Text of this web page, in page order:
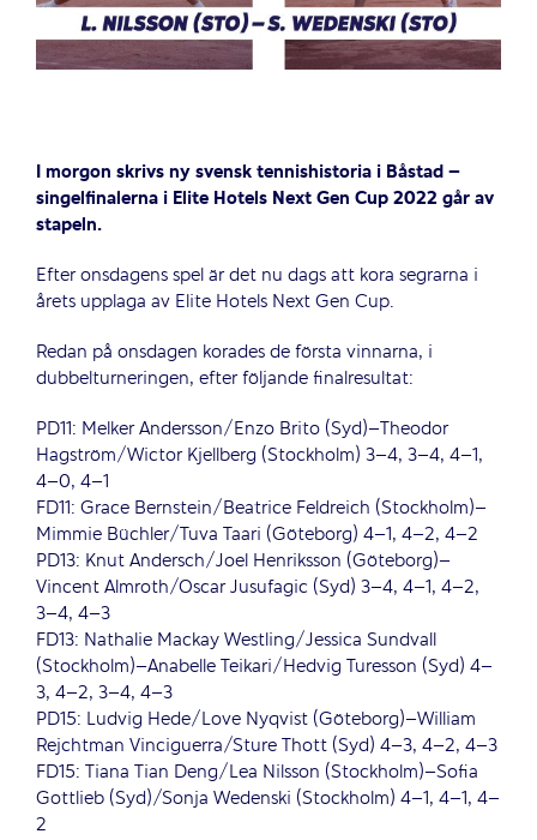
I morgon skrivs ny svensk tennishistoria i Båstad –
singelfinalerna i Elite Hotels Next Gen Cup 2022 går av
stapeln.
Efter onsdagens spel är det nu dags att kora segrarna i
årets upplaga av Elite Hotels Next Gen Cup.
Redan på onsdagen korades de första vinnarna, i
dubbelturneringen, efter följande finalresultat:
PD11: Melker Andersson/Enzo Brito (Syd)–Theodor
Hagström/Wictor Kjellberg (Stockholm) 3–4, 3–4, 4–1,
4–0, 4–1
FD11: Grace Bernstein/Beatrice Feldreich (Stockholm)–
Mimmie Büchler/Tuva Taari (Göteborg) 4–1, 4–2, 4–2
PD13: Knut Andersch/Joel Henriksson (Göteborg)–
Vincent Almroth/Oscar Jusufagic (Syd) 3–4, 4–1, 4–2,
3–4, 4–3
FD13: Nathalie Mackay Westling/Jessica Sundvall
(Stockholm)–Anabelle Teikari/Hedvig Turesson (Syd) 4–
3, 4–2, 3–4, 4–3
PD15: Ludvig Hede/Love Nyqvist (Göteborg)–William
Rejchtman Vinciguerra/Sture Thott (Syd) 4–3, 4–2, 4–3
FD15: Tiana Tian Deng/Lea Nilsson (Stockholm)–Sofia
Gottlieb (Syd)/Sonja Wedenski (Stockholm) 4–1, 4–1, 4–
2